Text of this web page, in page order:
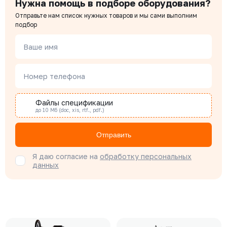
Нужна помощь в подборе оборудования?
Отправьте нам список нужных товаров и мы сами выполним
подбор
Ваше имя
Номер телефона
Файлы спецификации
до 10 Мб (doc, xis, rtf., pdf.)
Отправить
Я даю согласие на обработку персональных
данных